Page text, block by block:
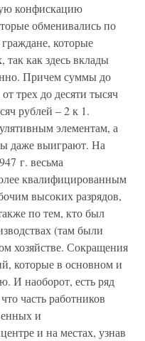
конфискацию
обменивались по
которые
как здесь вклады
Причем суммы до
трех до десяти тысяч
рублей – 2 к 1.
элементам, а
даже выиграют. На
г. весьма
квалифицированным
высоких разрядов,
по тем, кто был
(там были
хозяйстве. Сокращения
которые в основном и
И наоборот, есть ряд
часть работников
и
и на местах, узнав